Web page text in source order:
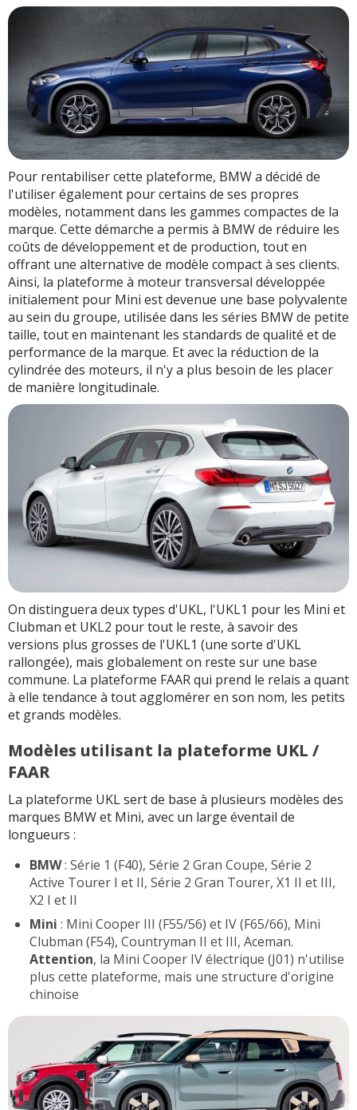
Pour rentabiliser cette plateforme, BMW a décidé de
l'utiliser également pour certains de ses propres
modèles, notamment dans les gammes compactes de la
marque. Cette démarche a permis à BMW de réduire les
coûts de développement et de production, tout en
offrant une alternative de modèle compact à ses clients.
Ainsi, la plateforme à moteur transversal développée
initialement pour Mini est devenue une base polyvalente
au sein du groupe, utilisée dans les séries BMW de petite
taille, tout en maintenant les standards de qualité et de
performance de la marque. Et avec la réduction de la
cylindrée des moteurs, il n'y a plus besoin de les placer
de manière longitudinale.
On distinguera deux types d'UKL, l'UKL1 pour les Mini et
Clubman et UKL2 pour tout le reste, à savoir des
versions plus grosses de l'UKL1 (une sorte d'UKL
rallongée), mais globalement on reste sur une base
commune. La plateforme FAAR qui prend le relais a quant
à elle tendance à tout agglomérer en son nom, les petits
et grands modèles.
Modèles utilisant la plateforme UKL /
FAAR
La plateforme UKL sert de base à plusieurs modèles des
marques BMW et Mini, avec un large éventail de
longueurs :
BMW: Série 1 (F40), Série 2 Gran Coupe, Série 2
Active Tourer I et II, Série 2 Gran Tourer, X1 II et III,
X2 I et II
Mini : Mini Cooper III (F55/56) et IV (F65/66), Mini
Clubman (F54), Countryman II et III, Aceman.
Attention, la Mini Cooper IV électrique (J01) n'utilise
plus cette plateforme, mais une structure d'origine
chinoise